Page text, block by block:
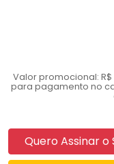
Valor promocional: R$
para pagamento no
Quero Assinar o